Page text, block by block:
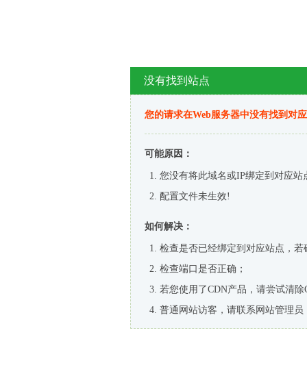
没有找到站点
您的请求在Web服务器中没有找到对
可能原因：
您没有将此域名或IP绑定到对应站
配置文件未生效!
如何解决：
检查是否已经绑定到对应站点，
检查端口是否正确；
若您使用了CDN产品，请尝试清除
普通网站访客，请联系网站管理员